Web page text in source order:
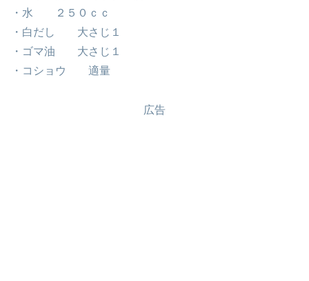
・水 ２５０ｃｃ
・白だし 大さじ１
・ゴマ油 大さじ１
・コショウ 適量
広告